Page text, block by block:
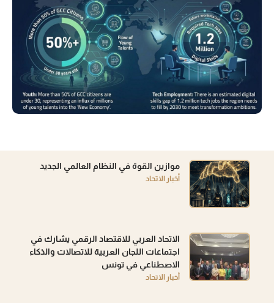
موازين القوة في النظام العالمي الجديد
أخبار الاتحاد
الاتحاد العربي للاقتصاد الرقمي يشارك في
اجتماعات اللجان العربية للاتصالات والذكاء
الاصطناعي في تونس
أخبار الاتحاد